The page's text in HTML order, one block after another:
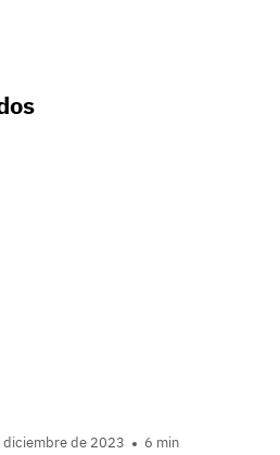
diciembre de 2023 6 min